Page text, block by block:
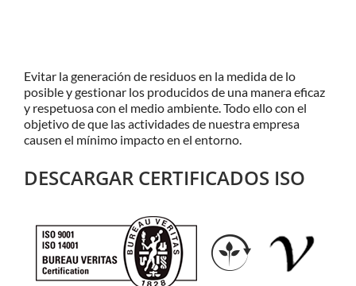
Evitar la generación de residuos en la medida de lo
posible y gestionar los producidos de una manera eficaz
y respetuosa con el medio ambiente. Todo ello con el
objetivo de que las actividades de nuestra empresa
causen el mínimo impacto en el entorno.
DESCARGAR CERTIFICADOS ISO